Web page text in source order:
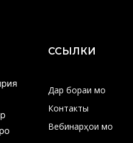
ССЫЛКИ
Дар бораи мо
Контакты
Вебинарҳои мо